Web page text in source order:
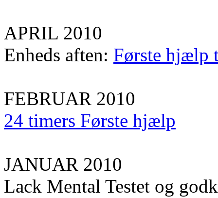
APRIL 2010
Enheds aften: Første hjælp
FEBRUAR 2010
24 timers Første hjælp
JANUAR 2010
Lack Mental Testet og